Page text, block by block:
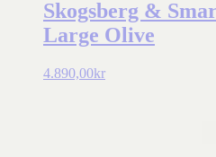
Skogsberg &
Large Olive
4.890,00kr